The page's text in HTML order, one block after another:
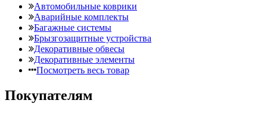
Автомобильные коврики
Аварийные комплекты
Багажные системы
Брызгозащитные устройства
Декоративные обвесы
Декоративные элементы
Посмотреть весь товар
Покупателям